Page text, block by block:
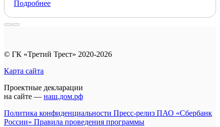
Подробнее
© ГК «Третий Трест» 2020-2026
Карта сайта
Проектные декларации
на сайте — наш.дом.рф
Политика конфиденциальности Пресс-релиз ПАО «Сбербанк
России» Правила проведения программы